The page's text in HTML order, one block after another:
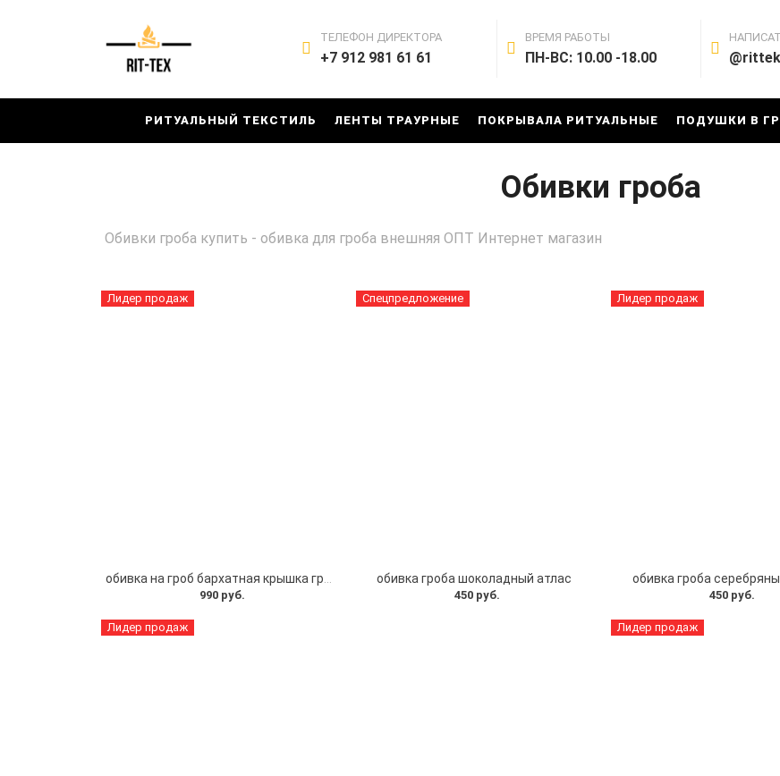
ТЕЛЕФОН ДИРЕКТОРА
+7 912 981 61 61
ВРЕМЯ РАБОТЫ
ПН-ВС: 10.00 -18.00
РИТУАЛЬНЫЙ ТЕКСТИЛЬ ЛЕНТЫ ТРАУРНЫЕ ПОКРЫВАЛА РИТУАЛЬНЫЕ ПОДУШКИ В
Обивки гроба
Обивки гроба купить - обивка для гроба внешняя ОПТ Интернет магазин
Лидер продаж
990 руб.
Спецпредложение
обивка гроба шоколадный атлас
450 руб.
Лидер продаж
обивка гроба
450 руб.
Лидер продаж Лидер продаж